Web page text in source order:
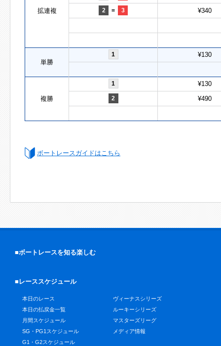
拡連複 2 = 3 ¥340
単勝
1 ¥130
複勝
1 ¥130
2 ¥490
ボートレースガイドはこちら
■ボートレースを知る楽しむ
■レーススケジュール
本日のレース
本日の払戻金一覧
月間スケジュール
SG・PG1スケジュール
G1・G2スケジュール
ヴィーナスシリーズ
ルーキーシリーズ
マスターズリーグ
メディア情報